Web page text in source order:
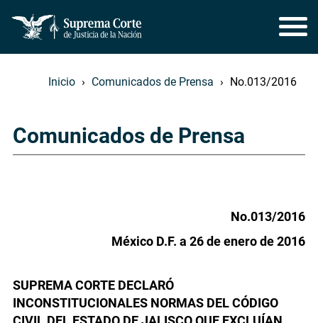
Inicio Comunicados de Prensa No.013/2016
Comunicados de Prensa
No.013/2016
México D.F. a 26 de enero de 2016
SUPREMA CORTE DECLARÓ
INCONSTITUCIONALES NORMAS DEL CÓDIGO